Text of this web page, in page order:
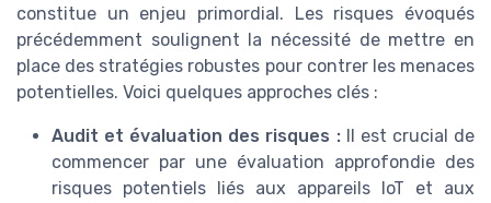
constitue un enjeu primordial. Les risques évoqués
précédemment soulignent la nécessité de mettre en
place des stratégies robustes pour contrer les menaces
potentielles. Voici quelques approches clés :
Audit et évaluation des risques :Il est crucial de
commencer par une évaluation approfondie des
risques potentiels liés aux appareils IoT et aux